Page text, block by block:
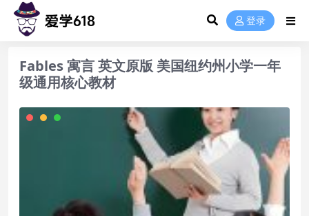
登录
Fables 寓言 英文原版 美国纽约州小学一年
级通用核心教材